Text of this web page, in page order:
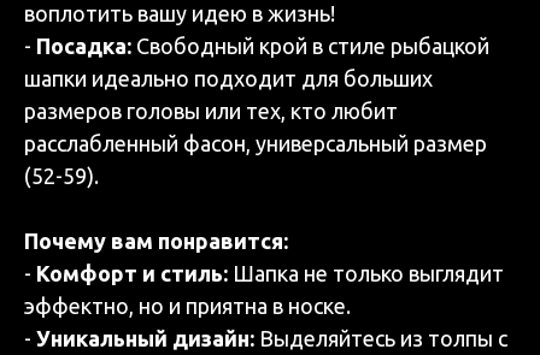
воплотить вашу идею в жизнь!
- Посадка: Свободный крой в стиле рыбацкой
шапки идеально подходит для больших
размеров головы или тех, кто любит
расслабленный фасон, универсальный размер
(52-59).
Почему вам понравится:
- Комфорт и стиль: Шапка не только выглядит
эффектно, но и приятна в носке.
- Уникальный дизайн: Выделяйтесь из толпы с